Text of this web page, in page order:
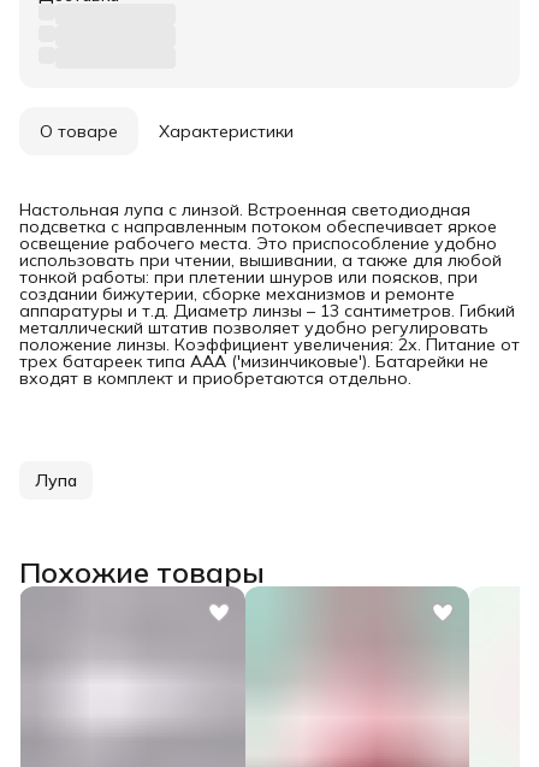
О товаре Характеристики
Настольная лупа с линзой. Встроенная светодиодная
подсветка с направленным потоком обеспечивает яркое
освещение рабочего места. Это приспособление удобно
использовать при чтении, вышивании, а также для любой
тонкой работы: при плетении шнуров или поясков, при
создании бижутерии, сборке механизмов и ремонте
аппаратуры и т.д. Диаметр линзы – 13 сантиметров. Гибкий
металлический штатив позволяет удобно регулировать
положение линзы. Коэффициент увеличения: 2х. Питание от
трех батареек типа ААА ('мизинчиковые'). Батарейки не
входят в комплект и приобретаются отдельно.
Лупа
Похожие товары